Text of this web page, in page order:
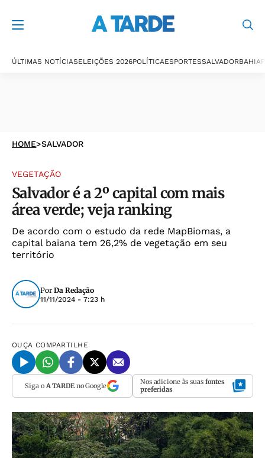
ÚLTIMAS NOTÍCIASELEIÇÕES 2026POLÍTICAESPORTESSALVADORBAHIA
HOME>SALVADOR
VEGETAÇÃO
Salvador é a 2º capital com mais
área verde; veja ranking
De acordo com o estudo da rede MapBiomas, a
capital baiana tem 26,2% de vegetação em seu
território
Por Da Redação
11/11/2024 - 7:23 h
OUÇA COMPARTILHE
Siga o A TARDEno Google Nos adicione às suas fontes
preferidas